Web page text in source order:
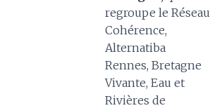
regroupe le Réseau
Cohérence,
Alternatiba
Rennes, Bretagne
Vivante, Eau et
Rivières de